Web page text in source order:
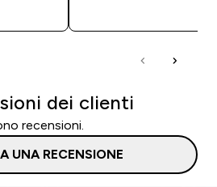
dei clienti
recensioni.
UNA RECENSIONE